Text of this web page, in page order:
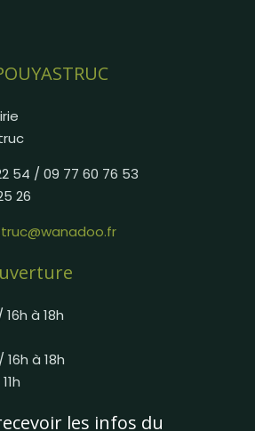
54 / 09 77 60 76 53
26
16h à 18h
16h à 18h
les infos du